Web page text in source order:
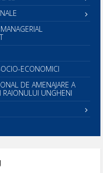
ECONOMICI
DE AMENAJARE A
RAIONULUI UNGHENI